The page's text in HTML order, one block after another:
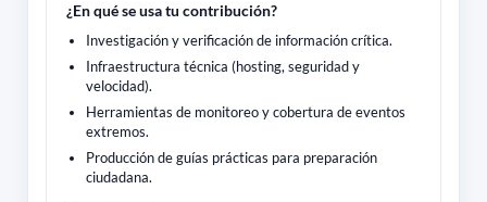
¿En qué se usa tu contribución?
Investigación y verificación de información crítica.
Infraestructura técnica (hosting, seguridad y
velocidad).
Herramientas de monitoreo y cobertura de eventos
extremos.
Producción de guías prácticas para preparación
ciudadana.